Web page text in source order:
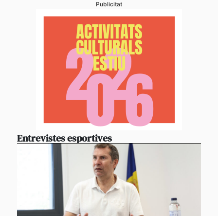
Publicitat
Entrevistes esportives